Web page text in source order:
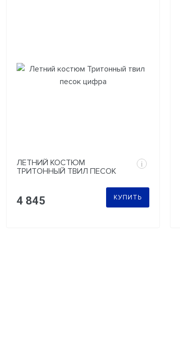
ЛЕТНИЙ КОСТЮМ
ТРИТОННЫЙ ТВИЛ ПЕСОК
i
4 845 КУПИТЬ